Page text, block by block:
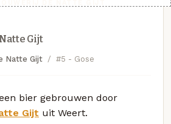
Gijt
Natte Gijt #5 - Gose
bier gebrouwen door
Gijt uit Weert.